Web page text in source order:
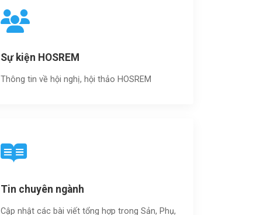
Sự kiện HOSREM
Thông tin về hội nghị, hội thảo HOSREM
Tin chuyên ngành
Cập nhật các bài viết tổng hợp trong Sản, Phụ,